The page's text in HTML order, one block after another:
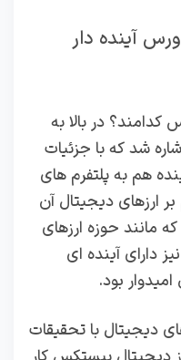
آینده دار
کدامند؟ در بالا به
اشاره شد که با جزئیات
هم به پلتفرم های
ارزهای دیجیتال آن
مانند حوزه ارزهای
دارای آینده ای
بود.
دیجیتال با تحقیقات